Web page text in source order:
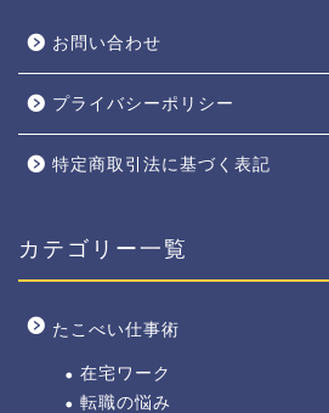
お問い合わせ
プライバシーポリシー
特定商取引法に基づく表記
カテゴリー一覧
たこべい仕事術
在宅ワーク
転職の悩み